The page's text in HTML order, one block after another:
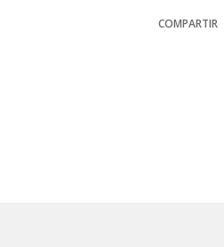
COMPARTIR